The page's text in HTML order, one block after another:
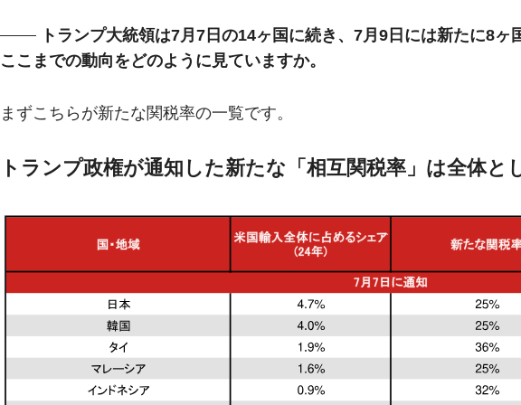
トランプ大統領は7月7日の14ヶ国に続き、7月9日には新たに8ヶ
ここまでの動向をどのように見ていますか。
まずこちらが新たな関税率の一覧です。
トランプ政権が通知した新たな「相互関税率」は全体と